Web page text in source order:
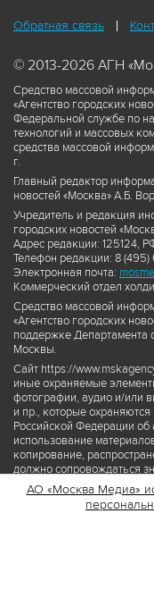
Обратная связь
© 2013-2026 АГН
Средство массовой
«Агентство городских
Федеральной службе по
технологий и массовых
средства массовой
г.
Главный редактор
новостей «Москва» А.Б.
Учредитель и редакция
городских новостей
Адрес редакции: 125124,
Телефон редакции: 8
Электронная почта:
Коммерческий отдел
Средство массовой
«Агентство городских
поддержке Департамента
Москвы.
Сайт https://
иные охраняемые
фотографии, аудио и/или
и пр., которые охраняются
Российской Федерации
использование
копирование,
должно сопровождаться
правообладателя © АО
www.mskagency.ru как
материалов сайта
АО «Москва Медиа»